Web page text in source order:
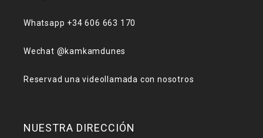
Whatsapp +34 606 663 170
Wechat @kamkamdunes
Reservad una videollamada con nosotros
NUESTRA DIRECCIÓN